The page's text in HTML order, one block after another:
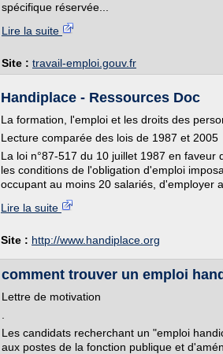
spécifique réservée...
Lire la suite
Site : travail-emploi.gouv.fr
Handiplace - Ressources Doc
La formation, l'emploi et les droits des
Lecture comparée des lois de 1987 et 2005
La loi n°87-517 du 10 juillet 1987 en
les conditions de l'obligation d'emploi
occupant au moins 20 salariés, d'employer
Lire la suite
Site : http://www.handiplace.org
comment trouver un emploi
Lettre de motivation
Les candidats recherchant un "emploi
aux postes de la fonction publique et